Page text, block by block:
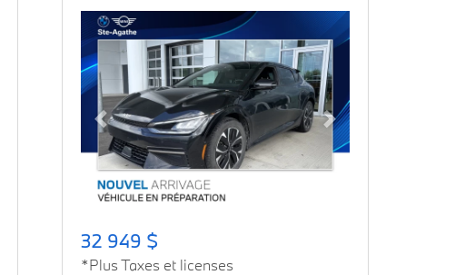
Previous Next
32 949 $
*Plus Taxes et licenses